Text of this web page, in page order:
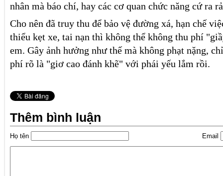
nhân mà báo chí, hay các cơ quan chức năng cứ ra
Cho nên đã truy thu để bảo vệ đường xá, hạn chế
thiểu kẹt xe, tai nạn thì không thể không thu phí
em. Gây ảnh hưởng như thế mà không phạt nặng,
phí rõ là "giơ cao đánh khẽ" với phái yếu lắm rồi.
Thêm bình luận
Họ tên Email